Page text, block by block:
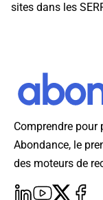
sites dans les
Comprendre pour
Abondance, le
des moteurs de